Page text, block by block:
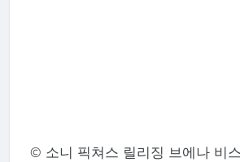
© 소니 픽쳐스 릴리징 브에나 비